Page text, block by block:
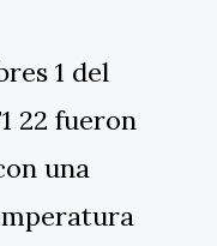
1 del
22 fueron
una